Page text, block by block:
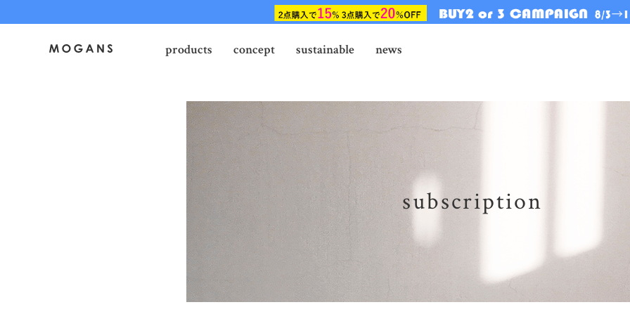
products concept sustainable news
subscription